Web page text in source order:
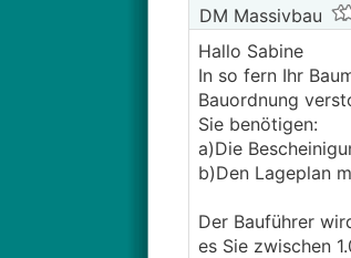
DM Massivbau
Hallo Sabine
In so fern Ihr
Bauordnung
Sie benötigen:
a)Die
b)Den Lageplan
Der Bauführer
es Sie zwischen